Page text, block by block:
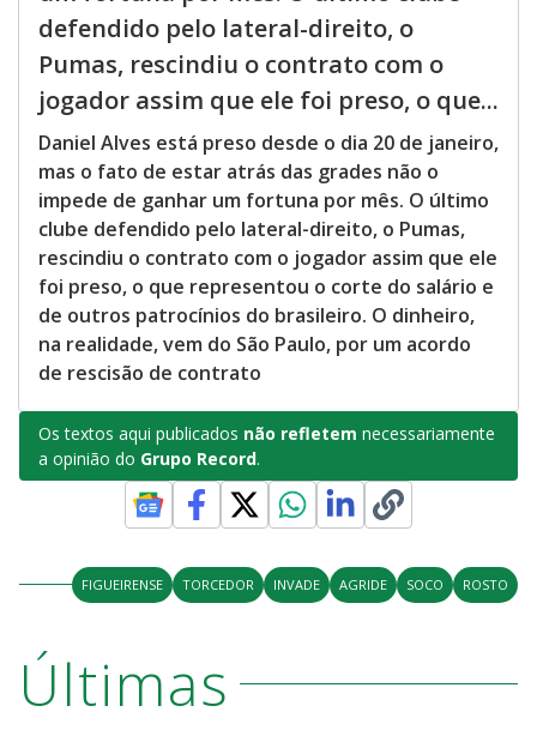
defendido pelo lateral-direito, o
Pumas, rescindiu o contrato com o
jogador assim que ele foi preso, o que...
Daniel Alves está preso desde o dia 20 de janeiro,
mas o fato de estar atrás das grades não o
impede de ganhar um fortuna por mês. O último
clube defendido pelo lateral-direito, o Pumas,
rescindiu o contrato com o jogador assim que ele
foi preso, o que representou o corte do salário e
de outros patrocínios do brasileiro. O dinheiro,
na realidade, vem do São Paulo, por um acordo
de rescisão de contrato
Os textos aqui publicados não refletem necessariamente
a opinião do Grupo Record.
FIGUEIRENSE TORCEDOR INVADE AGRIDE SOCO ROSTO
Últimas